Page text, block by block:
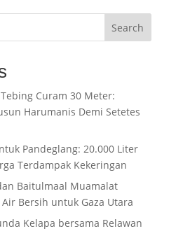
Search
Curam 30 Meter:
Harumanis Demi Setetes
Pandeglang: 20.000 Liter
Terdampak Kekeringan
Baitulmaal Muamalat
Bersih untuk Gaza Utara
Kelapa bersama Relawan